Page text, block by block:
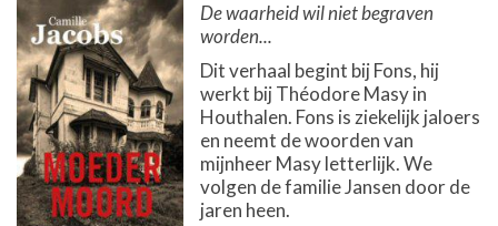
De waarheid wil niet begraven
worden...
Dit verhaal begint bij Fons, hij
werkt bij Théodore Masy in
Houthalen. Fons is ziekelijk jaloers
en neemt de woorden van
mijnheer Masy letterlijk. We
volgen de familie Jansen door de
jaren heen.